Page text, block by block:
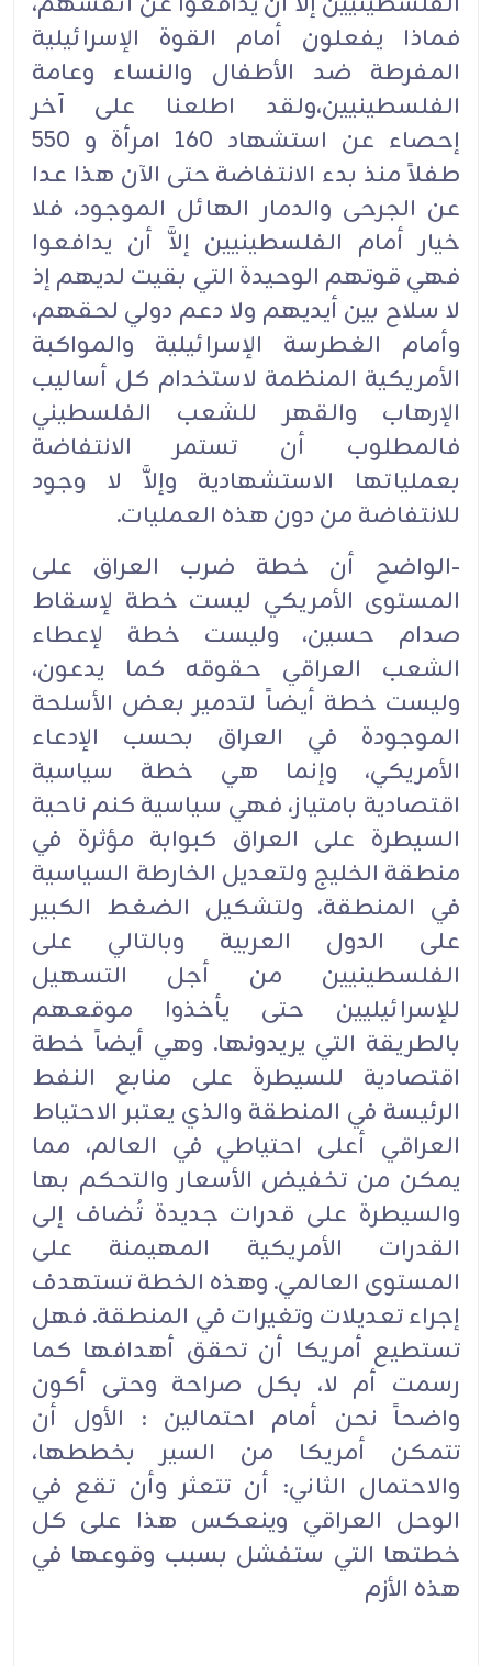
فماذا يفعلون أمام القوة الإسرائيلية
المفرطة ضد الأطفال والنساء وعامة
الفلسطينيين،ولقد اطلعنا على آخر
إحصاء عن استشهاد 160 امرأة و 550
طفلاً منذ بدء الانتفاضة حتى الآن هذا عدا
عن الجرحى والدمار الهائل الموجود، فلا
خيار أمام الفلسطينيين إلاَّ أن يدافعوا
فهي قوتهم الوحيدة التي بقيت لديهم إذ
لا سلاح بين أيديهم ولا دعم دولي لحقهم،
وأمام الغطرسة الإسرائيلية والمواكبة
الأمريكية المنظمة لاستخدام كل أساليب
الإرهاب والقهر للشعب الفلسطيني
فالمطلوب أن تستمر الانتفاضة
بعملياتها الاستشهادية وإلاَّ لا وجود
للانتفاضة من دون هذه العمليات.‏
-الواضح أن خطة ضرب العراق على
المستوى الأمريكي ليست خطة لإسقاط
صدام حسين، وليست خطة لإعطاء
الشعب العراقي حقوقه كما يدعون،
وليست خطة أيضاً لتدمير بعض الأسلحة
الموجودة في العراق بحسب الإدعاء
الأمريكي، وإنما هي خطة سياسية
اقتصادية بامتياز، فهي سياسية كنم ناحية
السيطرة على العراق كبوابة مؤثرة في
منطقة الخليج ولتعديل الخارطة السياسية
في المنطقة، ولتشكيل الضغط الكبير
على الدول العربية وبالتالي على
الفلسطينيين من أجل التسهيل
للإسرائيليين حتى يأخذوا موقعهم
بالطريقة التي يريدونها. وهي أيضاً خطة
اقتصادية للسيطرة على منابع النفط
الرئيسة في المنطقة والذي يعتبر الاحتياط
العراقي أعلى احتياطي في العالم، مما
يمكن من تخفيض الأسعار والتحكم بها
والسيطرة على قدرات جديدة تُضاف إلى
القدرات الأمريكية المهيمنة على
المستوى العالمي. وهذه الخطة تستهدف
إجراء تعديلات وتغيرات في المنطقة. فهل
تستطيع أمريكا أن تحقق أهدافها كما
رسمت أم لا، بكل صراحة وحتى أكون
واضحاً نحن أمام احتمالين : الأول أن
تتمكن أمريكا من السير بخططها،
والاحتمال الثاني: أن تتعثر وأن تقع في
الوحل العراقي وينعكس هذا على كل
خطتها التي ستفشل بسبب وقوعها في
هذه الأزم‏